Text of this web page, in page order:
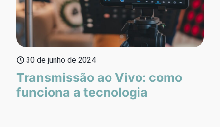
30 de junho de 2024
Transmissão ao Vivo: como
funciona a tecnologia